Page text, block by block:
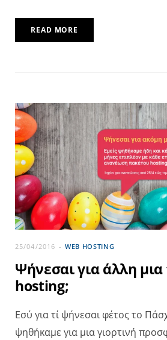
READ MORE
WEB HOSTING
25/04/2016
Ψήνεσαι για άλλη
hosting;
Εσύ για τί ψήνεσαι φέτος το
ψηθήκαμε για μια γιορτινή